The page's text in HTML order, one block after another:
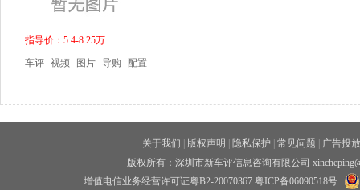
指导价：5.4-8.25万
车评 视频 图片 导购 配置
关于我们 版权声明 隐私保护 常见问题
广告投放
版权所有：深圳市新车评信息咨询有限公司
增值电信业务经营许可证粤B2-20070367 粤ICP备06090518号